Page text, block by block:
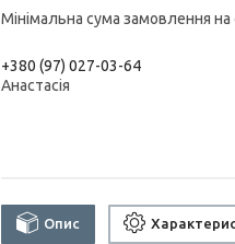
Мінімальна сума замовлення
+380 (97) 027-03-64
Анастасія
Опис